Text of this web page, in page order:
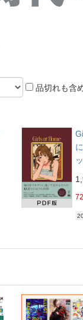
品切れも含